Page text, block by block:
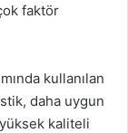
faktör
kullanılan
daha uygun
kaliteli